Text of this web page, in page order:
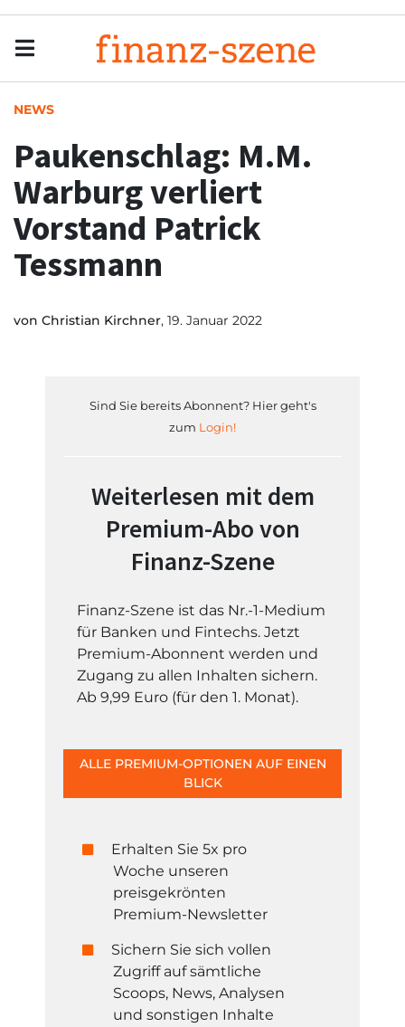
NEWS
Paukenschlag: M.M.
Warburg verliert
Vorstand Patrick
Tessmann
von Christian Kirchner, 19. Januar 2022
Sind Sie bereits Abonnent? Hier geht's
zum Login!
Weiterlesen mit dem
Premium-Abo von
Finanz-Szene
Finanz-Szene ist das Nr.-1-Medium
für Banken und Fintechs. Jetzt
Premium-Abonnent werden und
Zugang zu allen Inhalten sichern.
Ab 9,99 Euro (für den 1. Monat).
ALLE PREMIUM-OPTIONEN AUF EINEN
BLICK
Erhalten Sie 5x pro
Woche unseren
preisgekrönten
Premium-Newsletter
Sichern Sie sich vollen
Zugriff auf sämtliche
Scoops, News, Analysen
und sonstigen Inhalte